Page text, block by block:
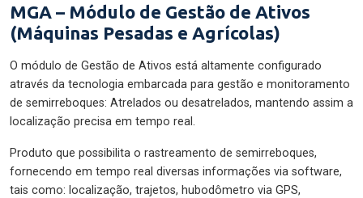
MGA – Módulo de Gestão de Ativos
(Máquinas Pesadas e Agrícolas)
O módulo de Gestão de Ativos está altamente configurado
através da tecnologia embarcada para gestão e monitoramento
de semirreboques: Atrelados ou desatrelados, mantendo assim a
localização precisa em tempo real.
Produto que possibilita o rastreamento de semirreboques,
fornecendo em tempo real diversas informações via software,
tais como: localização, trajetos, hubodômetro via GPS,